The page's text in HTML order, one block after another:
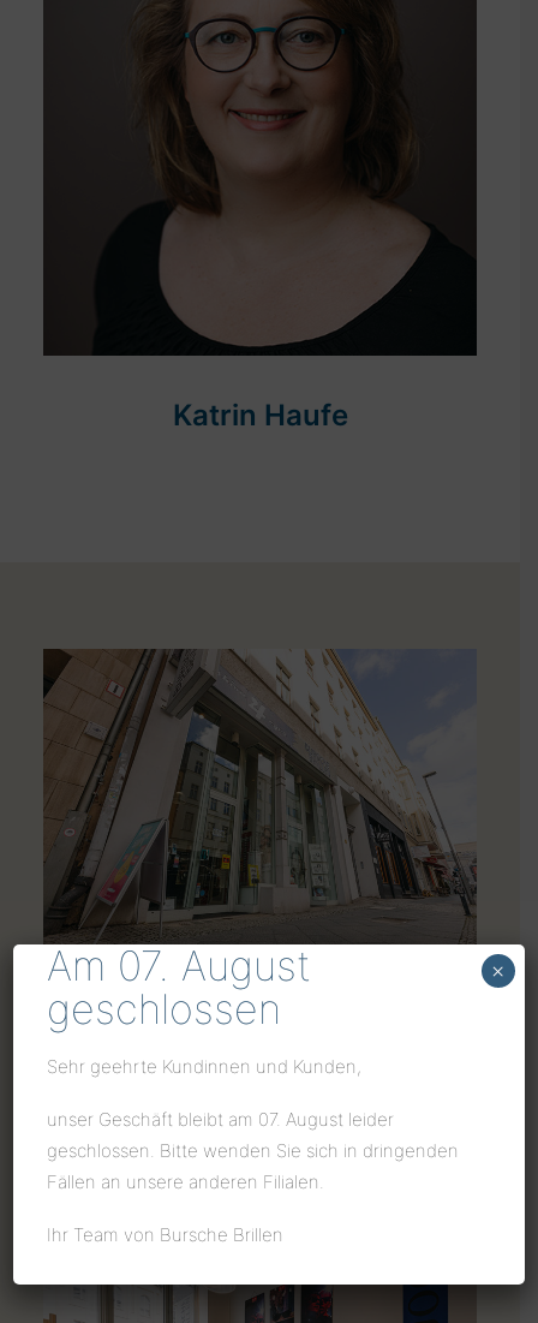
Katrin Haufe
Am 07. August
geschlossen
Sehr geehrte Kundinnen und Kunden,
unser Geschäft bleibt am 07. August leider
geschlossen. Bitte wenden Sie sich in dringenden
Fällen an unsere anderen Filialen.
Ihr Team von Bursche Brillen
×